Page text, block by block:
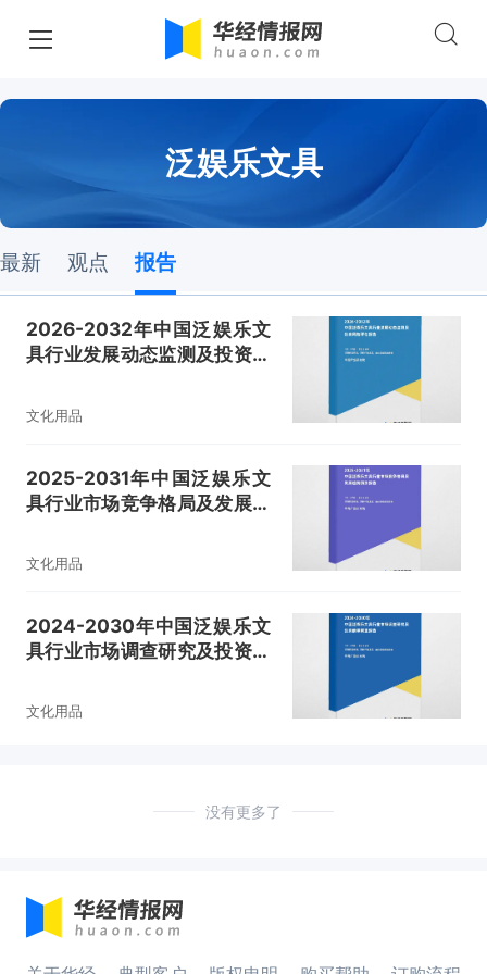
泛娱乐文具
最新 观点 报告
2026-2032年中国泛娱乐文
具行业发展动态监测及投资风
文化用品
2025-2031年中国泛娱乐文
具行业市场竞争格局及发展趋
文化用品
2024-2030年中国泛娱乐文
具行业市场调查研究及投资前
文化用品
没有更多了